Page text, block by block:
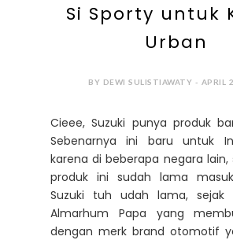
Si Sporty untuk
Urban
BY DEWI SULISTIAWATY - APRIL
Cieee, Suzuki punya produk
Sebenarnya ini baru untuk
karena di beberapa negara lain,
produk ini sudah lama
Suzuki tuh udah lama, sejak
Almarhum Papa yang
dengan merk brand otomotif